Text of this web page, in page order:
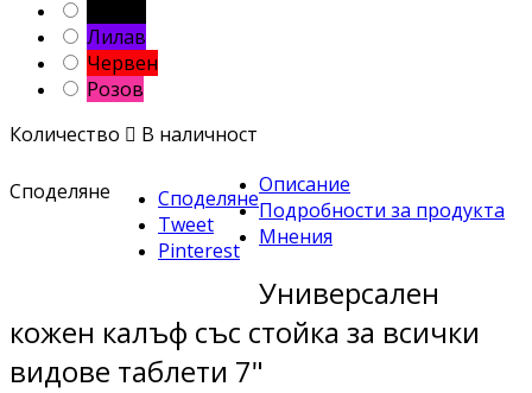
Лилав
Червен
Розов
Количество  В наличност
Споделяне
Споделяне
Tweet
Pinterest
Описание
Подробности за продукта
Мнения
Универсален
кожен калъф със стойка за всички
видове таблети 7"